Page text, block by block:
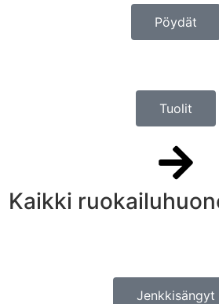
Pöydät
Tuolit
Kaikki
Jenkkisängyt